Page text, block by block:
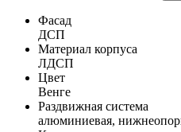
Фасад
ДСП
Материал корпуса
ЛДСП
Цвет
Венге
Раздвижная система
алюминиевая,